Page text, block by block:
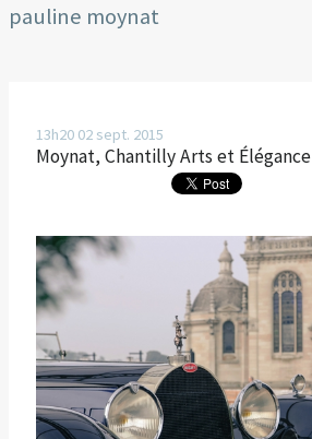
pauline moynat
13h20 02 sept. 2015
Moynat, Chantilly Arts et Élégance